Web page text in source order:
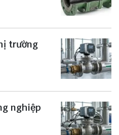
trường
nghiệp